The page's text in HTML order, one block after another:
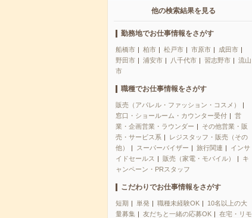
他の検索結果を見る
勤務地でお仕事情報をさがす
船橋市 柏市 松戸市 市原市
成田市
野田市
浦安市 八千代市 習志野市
流山
市
職種でお仕事情報をさがす
販売（アパレル・ファッション・コスメ）
窓口・ショールーム・カウンター受付
営
業・企画営業・ラウンダー
その他営業・販
売・サービス系
レジスタッフ・販売（その
他）
スーパーバイザー 旅行関連
インサ
イドセールス
販売（家電・モバイル）
キ
ャンペーン・PRスタッフ
こだわりでお仕事情報をさがす
短期 単発 職種未経験OK
10名以上の大
量募集
友だちと一緒の応募OK
在宅・リモ